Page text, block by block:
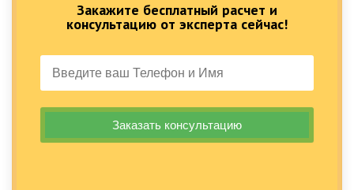
Закажите бесплатный расчет и
консультацию от эксперта сейчас!